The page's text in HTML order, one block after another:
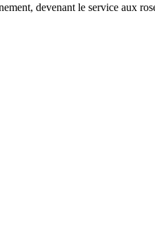
devenant le service aux